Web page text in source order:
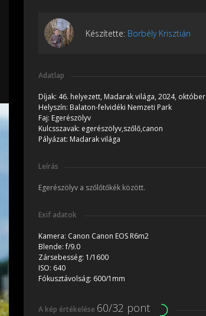
Készítette: Borbély Krisztián
Adatlap
Díjak: 46. helyezett, Madarak világa, 2024, október
Helyszín: Balaton-felvidéki Nemzeti Park
Faj: Egerészölyv
Kulcsszavak: egerészölyv,szőlő,canon
Pályázat: Madarak világa
Leírás
Egerészölyv a szőlőtőkék között.
Exif adatok
Kamera: Canon Canon EOS R6m2
Blende:f/9.0
Zársebesség: 1/1600
ISO: 640
Fókusztávolság: 600/1mm
A kép értékelése 60/32 pont